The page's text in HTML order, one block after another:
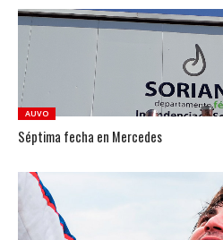
AUVO
Séptima fecha en Mercedes